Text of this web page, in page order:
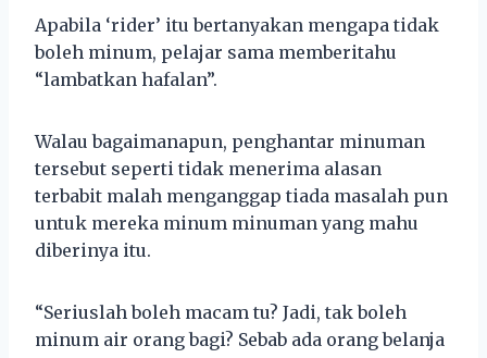
Apabila ‘rider’ itu bertanyakan mengapa tidak
boleh minum, pelajar sama memberitahu
“lambatkan hafalan”.
Walau bagaimanapun, penghantar minuman
tersebut seperti tidak menerima alasan
terbabit malah menganggap tiada masalah pun
untuk mereka minum minuman yang mahu
diberinya itu.
“Seriuslah boleh macam tu? Jadi, tak boleh
minum air orang bagi? Sebab ada orang belanja